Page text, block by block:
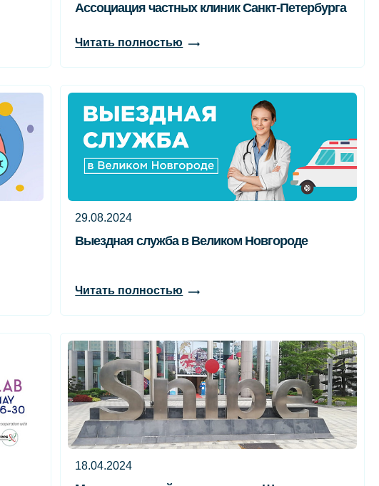
Ассоциация частных клиник Санкт-Петербурга
Читать полностью
29.08.2024
Выездная служба в Великом Новгороде
Читать полностью
18.04.2024